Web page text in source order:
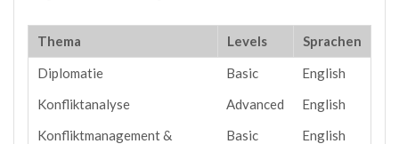
Thema Levels
Sprachen
Diplomatie
Basic
English
Konfliktanalyse
Advanced
English
Konfliktmanagement &
Basic English